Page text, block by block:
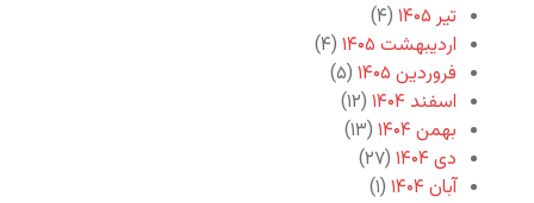
تیر ۱۴۰۵
(۴)
اردیبهشت ۱۴۰۵
(۴)
فروردین ۱۴۰۵
(۵)
اسفند ۱۴۰۴
(۱۲)
بهمن ۱۴۰۴
(۱۳)
دی ۱۴۰۴
(۲۷)
آبان ۱۴۰۴
(۱)